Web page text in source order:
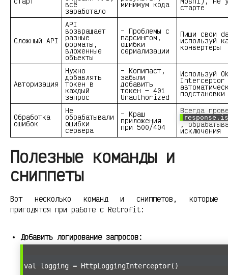
всё
заработало
минимум кода старте
Сложный API
API
возвращает
разные
форматы,
вложенные
объекты
– Проблемы с
парсингом,
ошибки
сериализации
Пиши свои
используй
конвертеры
Авторизация
Нужно
добавлять
токен в
каждый
запрос
– Копипаст,
забыли
добавить
токен — 401
Unauthorized
Используй
Interceptor
Обработка
ошибок
Не
обрабатывали
ошибки
сервера
– Краш
приложения
при 500/404
Всегда
,
исключения
Полезные команды и
сниппеты
Вот несколько команд и сниппетов, которые
пригодятся при работе с Retrofit:
Добавить логирование запросов:
val logging = HttpLoggingInterceptor()